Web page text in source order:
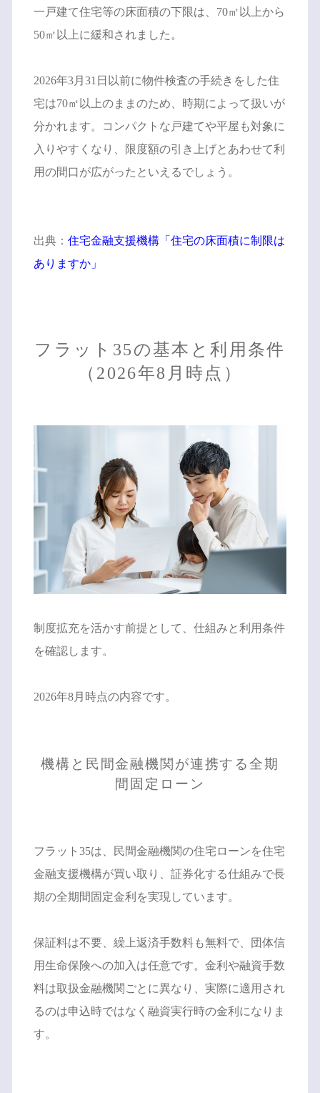
一戸建て住宅等の床面積の下限は、70㎡以上から
50㎡以上に緩和されました。
2026年3月31日以前に物件検査の手続きをした住
宅は70㎡以上のままのため、時期によって扱いが
分かれます。コンパクトな戸建てや平屋も対象に
入りやすくなり、限度額の引き上げとあわせて利
用の間口が広がったといえるでしょう。
出典： 住宅金融支援機構「住宅の床面積に制限は
ありますか」
フラット35の基本と利用条件
（2026年8月時点）
制度拡充を活かす前提として、仕組みと利用条件
を確認します。
2026年8月時点の内容です。
機構と民間金融機関が連携する全期
間固定ローン
フラット35は、民間金融機関の住宅ローンを住宅
金融支援機構が買い取り、証券化する仕組みで長
期の全期間固定金利を実現しています。
保証料は不要、繰上返済手数料も無料で、団体信
用生命保険への加入は任意です。金利や融資手数
料は取扱金融機関ごとに異なり、実際に適用され
るのは申込時ではなく融資実行時の金利になりま
す。